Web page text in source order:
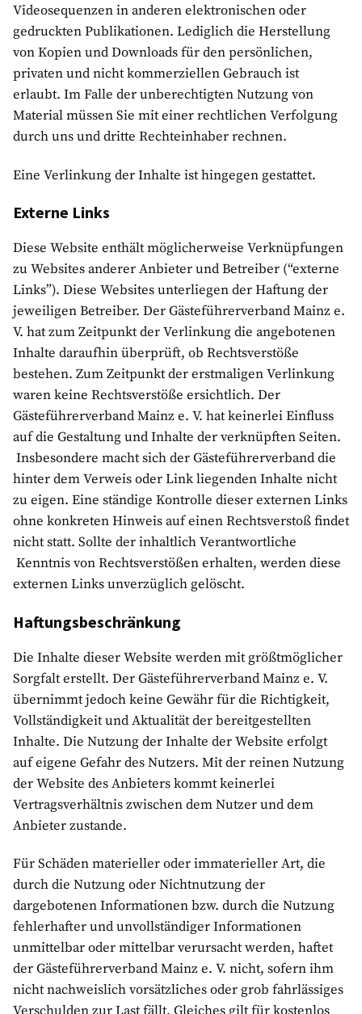
Videosequenzen in anderen elektronischen oder
gedruckten Publikationen. Lediglich die Herstellung
von Kopien und Downloads für den persönlichen,
privaten und nicht kommerziellen Gebrauch ist
erlaubt. Im Falle der unberechtigten Nutzung von
Material müssen Sie mit einer rechtlichen Verfolgung
durch uns und dritte Rechteinhaber rechnen.
Eine Verlinkung der Inhalte ist hingegen gestattet.
Externe Links
Diese Website enthält möglicherweise Verknüpfungen
zu Websites anderer Anbieter und Betreiber (“externe
Links”). Diese Websites unterliegen der Haftung der
jeweiligen Betreiber. Der Gästeführerverband Mainz e.
V. hat zum Zeitpunkt der Verlinkung die angebotenen
Inhalte daraufhin überprüft, ob Rechtsverstöße
bestehen. Zum Zeitpunkt der erstmaligen Verlinkung
waren keine Rechtsverstöße ersichtlich. Der
Gästeführerverband Mainz e. V. hat keinerlei Einfluss
auf die Gestaltung und Inhalte der verknüpften Seiten.
Insbesondere macht sich der Gästeführerverband die
hinter dem Verweis oder Link liegenden Inhalte nicht
zu eigen. Eine ständige Kontrolle dieser externen Links
ohne konkreten Hinweis auf einen Rechtsverstoß findet
nicht statt. Sollte der inhaltlich Verantwortliche
Kenntnis von Rechtsverstößen erhalten, werden diese
externen Links unverzüglich gelöscht.
Haftungsbeschränkung
Die Inhalte dieser Website werden mit größtmöglicher
Sorgfalt erstellt. Der Gästeführerverband Mainz e. V.
übernimmt jedoch keine Gewähr für die Richtigkeit,
Vollständigkeit und Aktualität der bereitgestellten
Inhalte. Die Nutzung der Inhalte der Website erfolgt
auf eigene Gefahr des Nutzers. Mit der reinen Nutzung
der Website des Anbieters kommt keinerlei
Vertragsverhältnis zwischen dem Nutzer und dem
Anbieter zustande.
Für Schäden materieller oder immaterieller Art, die
durch die Nutzung oder Nichtnutzung der
dargebotenen Informationen bzw. durch die Nutzung
fehlerhafter und unvollständiger Informationen
unmittelbar oder mittelbar verursacht werden, haftet
der Gästeführerverband Mainz e. V. nicht, sofern ihm
nicht nachweislich vorsätzliches oder grob fahrlässiges